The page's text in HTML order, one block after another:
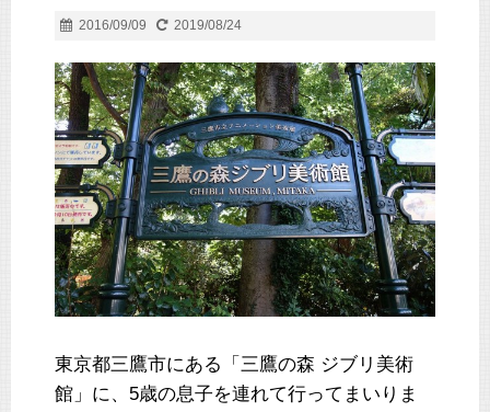
2016/09/09 2019/08/24
東京都三鷹市にある「三鷹の森 ジブリ美術
館」に、5歳の息子を連れて行ってまいりま